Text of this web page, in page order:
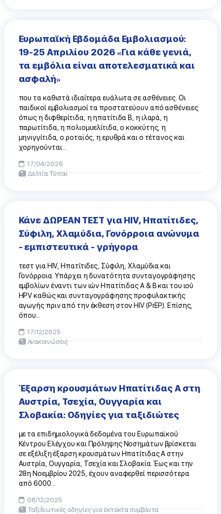
Ευρωπαϊκή Εβδομάδα Εμβολιασμού:
19-25 Απριλίου 2026 «Για κάθε γενιά,
τα εμβόλια είναι αποτελεσματικά και
ασφαλή»
που τα καθιστά ιδιαίτερα ευάλωτα σε ασθένειες. Οι
παιδικοί εμβολιασμοί τα προστατεύουν από ασθένειες
όπως η διφθερίτιδα, η ηπατίτιδα Β, η ιλαρά, η
παρωτίτιδα, η πολιομυελίτιδα, ο κοκκύτης, η
μηνιγγίτιδα, ο ροταϊός, η ερυθρά και ο τέτανος και
χορηγούνται...
17/04/2026
Δελτία Τύπου
Κάνε ΔΩΡΕΑΝ ΤΕΣΤ για HIV, Ηπατίτιδες,
Σύφιλη, Χλαμύδια, Γονόρροια ανώνυμα
- εμπιστευτικά - γρήγορα
τεστ για HIV, Ηπατίτιδες, Σύφιλη, Χλαμύδια και
Γονόρροια. Υπάρχει η δυνατότητα συνταγογράφησης
εμβολίων έναντι των ιών Ηπατίτιδας Α & Β και του ιού
HPV καθώς και συνταγογράφησης προφυλακτικής
αγωγής πριν από την έκθεση στον HIV (PrEP). Επίσης,
όπου...
17/12/2025
Ανακοινώσεις
Έξαρση κρουσμάτων Ηπατίτιδας Α στη
Αυστρία, Τσεχία, Ουγγαρία και
Σλοβακία: Οδηγίες για ταξιδιώτες
με τα επιδημιολογικά δεδομένα του Ευρωπαϊκού
Κέντρου Ελέγχου και Πρόληψης Νοσημάτων βρίσκεται
σε εξέλιξη έξαρση κρουσμάτων Ηπατίτιδας Α στην
Αυστρία, Ουγγαρία, Τσεχία και Σλοβακία. Έως και την
28η Νοεμβρίου 2025, έχουν αναφερθεί περισσότερα
από 6000...
08/12/2025
Ταξιδιωτικές οδηγίες για έκτακτα συμβάντα